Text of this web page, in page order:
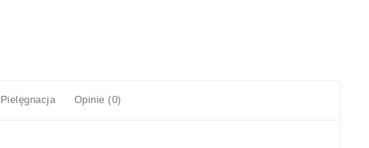
Pielęgnacja Opinie (0)